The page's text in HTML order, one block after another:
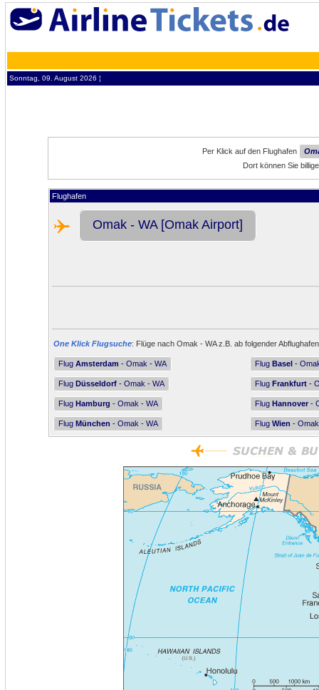
Sonntag, 09. August 2026 ¦
Per Klick auf den Flughafen
Dort können Sie
Flughafen
Omak - WA [Omak Airport]
One Klick Flugsuche: Flüge nach Omak - WA z.B. ab folgender
Flug Amsterdam - Omak - WA Flug Basel -
Flug Düsseldorf - Omak - WA Flug Frankfurt -
Flug Hamburg - Omak - WA Flug Hannover -
Flug München - Omak - WA Flug Wien -